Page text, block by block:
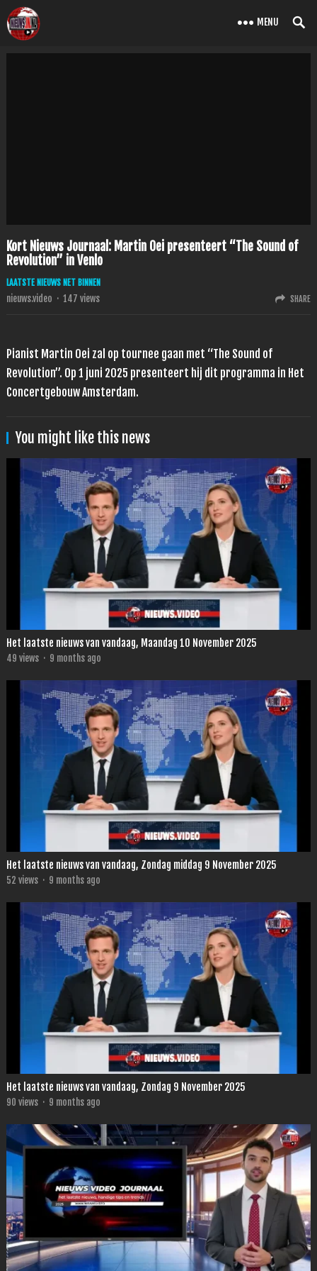
MENU
Kort Nieuws Journaal: Martin Oei presenteert “The Sound of
Revolution” in Venlo
LAATSTE NIEUWS NET BINNEN
nieuws.video · 147 views SHARE
Pianist Martin Oei zal op tournee gaan met “The Sound of
Revolution”. Op 1 juni 2025 presenteert hij dit programma in Het
Concertgebouw Amsterdam.
You might like this news
Het laatste nieuws van vandaag, Maandag 10 November 2025
49 views · 9 months ago
Het laatste nieuws van vandaag, Zondag middag 9 November 2025
52 views · 9 months ago
Het laatste nieuws van vandaag, Zondag 9 November 2025
90 views · 9 months ago